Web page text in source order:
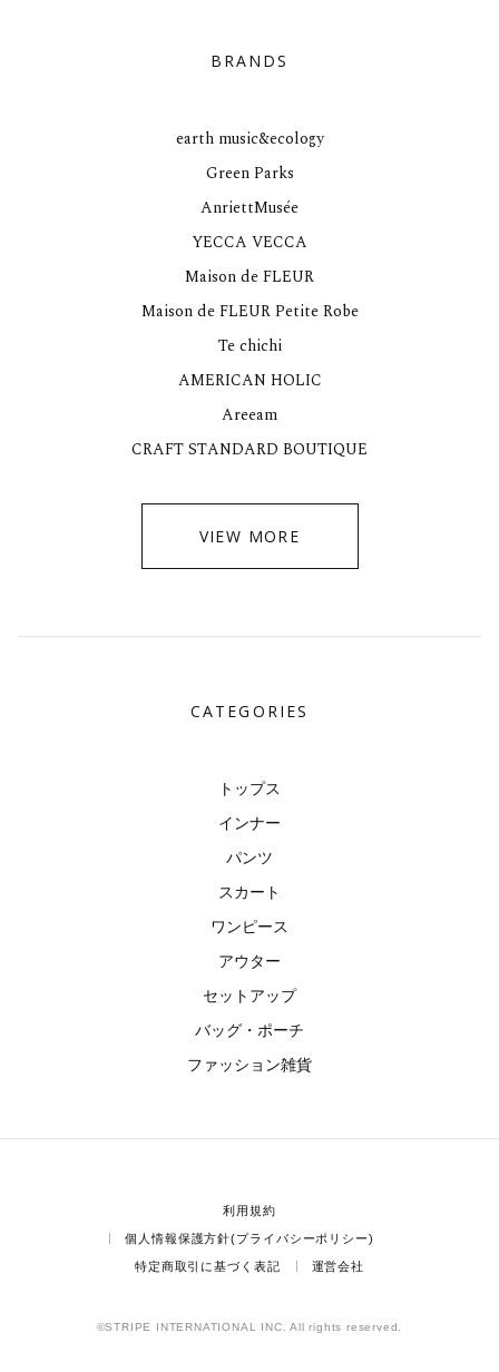
BRANDS
earth music&ecology
Green Parks
AnriettMusée
YECCA VECCA
Maison de FLEUR
Maison de FLEUR Petite Robe
Te chichi
AMERICAN HOLIC
Areeam
CRAFT STANDARD BOUTIQUE
VIEW MORE
CATEGORIES
トップス
インナー
パンツ
スカート
ワンピース
アウター
セットアップ
バッグ・ポーチ
ファッション雑貨
利用規約
個人情報保護方針(プライバシーポリシー)
特定商取引に基づく表記 運営会社
©STRIPE INTERNATIONAL INC. All rights reserved.